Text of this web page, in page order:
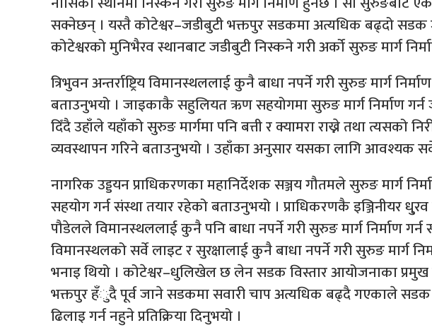
सक्नेछन् । यस्तै कोटेश्वर–जडीबुटी भक्तपुर सडकमा अत्यधिक बढ्दो सडक
कोटेश्वरको मुनिभैरव स्थानबाट जडीबुटी निस्कने गरी अर्को सुरुङ मार्ग
त्रिभुवन अन्तर्राष्ट्रिय विमानस्थललाई कुनै बाधा नपर्ने गरी सुरुङ मार्ग
बताउनुभयो । जाइकाकै सहुलियत ऋण सहयोगमा सुरुङ मार्ग निर्माण गर्न
दिँदै उहाँले यहाँको सुरुङ मार्गमा पनि बत्ती र क्यामरा राख्ने तथा त्यसको
व्यवस्थापन गरिने बताउनुभयो । उहाँका अनुसार यसका लागि आवश्यक
नागरिक उड्डयन प्राधिकरणका महानिर्देशक सञ्जय गौतमले सुरुङ मार्ग
सहयोग गर्न संस्था तयार रहेको बताउनुभयो । प्राधिकरणकै इञ्जिनीयर
पौडेलले विमानस्थललाई कुनै पनि बाधा नपर्ने गरी सुरुङ मार्ग निर्माण गर्न
विमानस्थलको सर्वे लाइट र सुरक्षालाई कुनै बाधा नपर्ने गरी सुरुङ मार्ग
भनाइ थियो । कोटेश्वर–धुलिखेल छ लेन सडक विस्तार आयोजनाका प्रमुख
भक्तपुर हँुदै पूर्व जाने सडकमा सवारी चाप अत्यधिक बढ्दै गएकाले सडक
ढिलाइ गर्न नहुने प्रतिक्रिया दिनुभयो ।